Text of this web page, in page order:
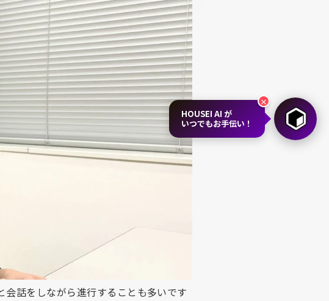
を紹介されたことがきっかけで
テムを扱うHOUSEI には興味が沸きま
決めました。
ています。その他、タイミングによっ
話をしながら進行することも多いです
HOUSEI AI が
いつでもお手伝い！
×